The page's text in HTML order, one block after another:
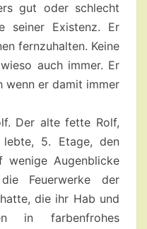
gut oder schlecht
seiner Existenz. Er
fernzuhalten. Keine
auch immer. Er
wenn er damit immer
Der alte fette Rolf,
5. Etage, den
wenige Augenblicke
Feuerwerke der
die ihr Hab und
in farbenfrohes